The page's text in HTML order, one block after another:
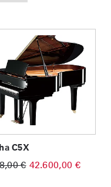
C5X
€ 42.600,00 €